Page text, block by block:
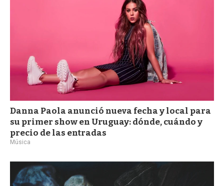
Danna Paola anunció nueva fecha y local para
su primer show en Uruguay: dónde, cuándo y
precio de las entradas
Música